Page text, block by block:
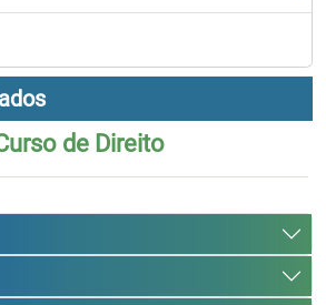
de Direito